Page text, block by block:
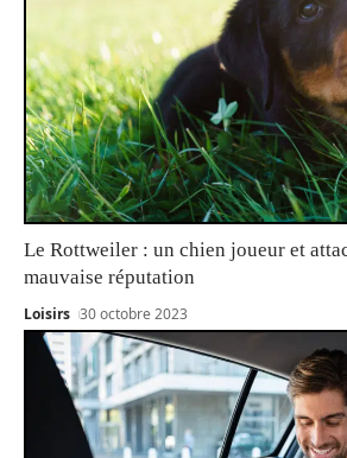
Le Rottweiler : un chien joueur et
mauvaise réputation
Loisirs 30 octobre 2023